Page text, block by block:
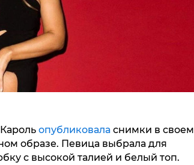
опубликовала снимки в своем
образе. Певица выбрала для
с высокой талией и белый топ.